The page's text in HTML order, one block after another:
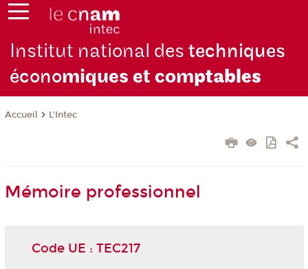
Institut national destechniques
économiques et comptables
Accueil L'Intec
Mémoire professionnel
Code UE : TEC217